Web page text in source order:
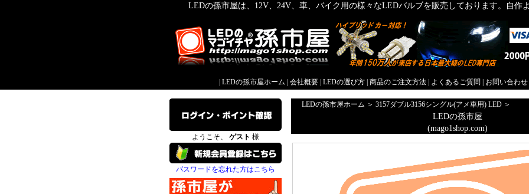
LEDの孫市屋は、12V、24V、車、バイク用の様々なLEDバルブを販売しております。自作
LEDの孫市屋ホーム 会社概要 LEDの選び方 商品のご注文方法 よくあるご質問 お問い合わせ
ようこそ、 ゲスト 様
パスワードを忘れた方はこちら
LEDの孫市屋ホーム ＞ 3157ダブル3156シングル(アメ車用) LED ＞
LEDの孫市屋
(mago1shop.com)